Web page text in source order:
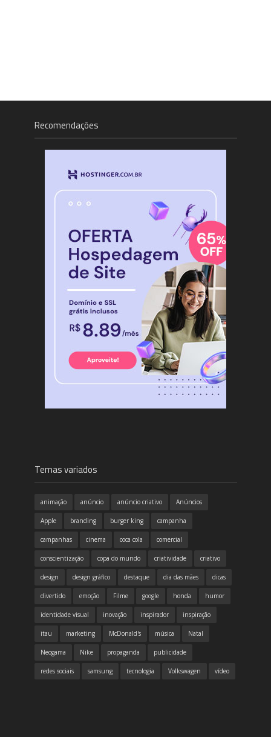
Recomendações
Temas variados
animação anúncio anúncio criativo Anúncios
Apple branding burger king campanha
campanhas cinema coca cola comercial
conscientização copa do mundo criatividade criativo
design design gráfico destaque dia das mães dicas
divertido emoção Filme google honda humor
identidade visual inovação inspirador inspiração
itau marketing McDonald's música Natal
Neogama Nike propaganda publicidade
redes sociais samsung tecnologia Volkswagen vídeo